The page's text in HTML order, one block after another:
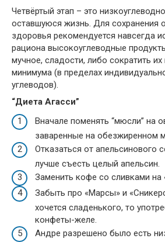
Четвёртый этап – это
оставшуюся жизнь. Для сохранения
здоровья рекомендуется навсегда
рациона высокоуглеводные
мучное, сладости, либо сократить
минимума (в пределах
углеводов).
“Диета Агасси”
Вначале поменять “мюсли” на
заваренные на обезжиренном
Отказаться от апельсинового
лучше съесть целый апельсин.
Заменить кофе со сливками на
Забыть про «Марсы» и
хочется сладенького, то
конфеты-желе.
Андре разрешено было есть